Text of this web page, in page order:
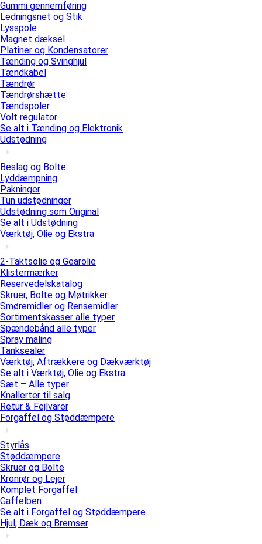
Gummi gennemføring
Ledningsnet og Stik
Lysspole
Magnet dæksel
Platiner og Kondensatorer
Tænding og Svinghjul
Tændkabel
Tændrør
Tændrørshætte
Tændspoler
Volt regulator
Se alt i Tænding og Elektronik
Udstødning
Beslag og Bolte
Lyddæmpning
Pakninger
Tun udstødninger
Udstødning som Original
Se alt i Udstødning
Værktøj, Olie og Ekstra
2-Taktsolie og Gearolie
Klistermærker
Reservedelskatalog
Skruer, Bolte og Møtrikker
Smøremidler og Rensemidler
Sortimentskasser alle typer
Spændebånd alle typer
Spray maling
Tanksealer
Værktøj, Aftrækkere og Dækværktøj
Se alt i Værktøj, Olie og Ekstra
Sæt – Alle typer
Knallerter til salg
Retur & Fejlvarer
Forgaffel og Støddæmpere
Styrlås
Støddæmpere
Skruer og Bolte
Kronrør og Lejer
Komplet Forgaffel
Gaffelben
Se alt i Forgaffel og Støddæmpere
Hjul, Dæk og Bremser